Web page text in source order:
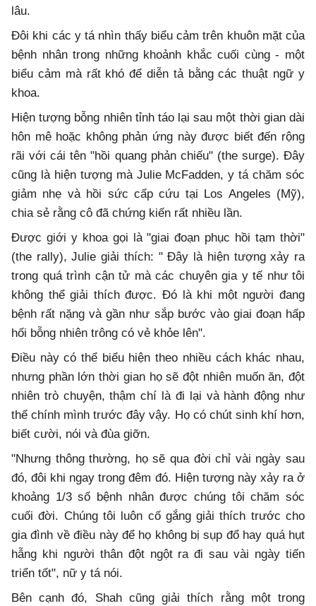
lâu.
Đôi khi các y tá nhìn thấy biểu cảm trên khuôn mặt của
bệnh nhân trong những khoảnh khắc cuối cùng - một
biểu cảm mà rất khó để diễn tả bằng các thuật ngữ y
khoa.
Hiện tượng bỗng nhiên tỉnh táo lại sau một thời gian dài
hôn mê hoặc không phản ứng này được biết đến rộng
rãi với cái tên "hồi quang phản chiếu" (the surge). Đây
cũng là hiện tượng mà Julie McFadden, y tá chăm sóc
giảm nhẹ và hồi sức cấp cứu tại Los Angeles (Mỹ),
chia sẻ rằng cô đã chứng kiến rất nhiều lần.
Được giới y khoa gọi là "giai đoạn phục hồi tạm thời"
(the rally), Julie giải thích: " Đây là hiện tượng xảy ra
trong quá trình cận tử mà các chuyên gia y tế như tôi
không thể giải thích được. Đó là khi một người đang
bệnh rất nặng và gần như sắp bước vào giai đoạn hấp
hối bỗng nhiên trông có vẻ khỏe lên".
Điều này có thể biểu hiện theo nhiều cách khác nhau,
nhưng phần lớn thời gian họ sẽ đột nhiên muốn ăn, đột
nhiên trò chuyện, thậm chí là đi lại và hành động như
thể chính mình trước đây vậy. Họ có chút sinh khí hơn,
biết cười, nói và đùa giỡn.
"Nhưng thông thường, họ sẽ qua đời chỉ vài ngày sau
đó, đôi khi ngay trong đêm đó. Hiện tượng này xảy ra ở
khoảng 1/3 số bệnh nhân được chúng tôi chăm sóc
cuối đời. Chúng tôi luôn cố gắng giải thích trước cho
gia đình về điều này để họ không bị sụp đổ hay quá hụt
hẫng khi người thân đột ngột ra đi sau vài ngày tiến
triển tốt", nữ y tá nói.
Bên cạnh đó, Shah cũng giải thích rằng một trong